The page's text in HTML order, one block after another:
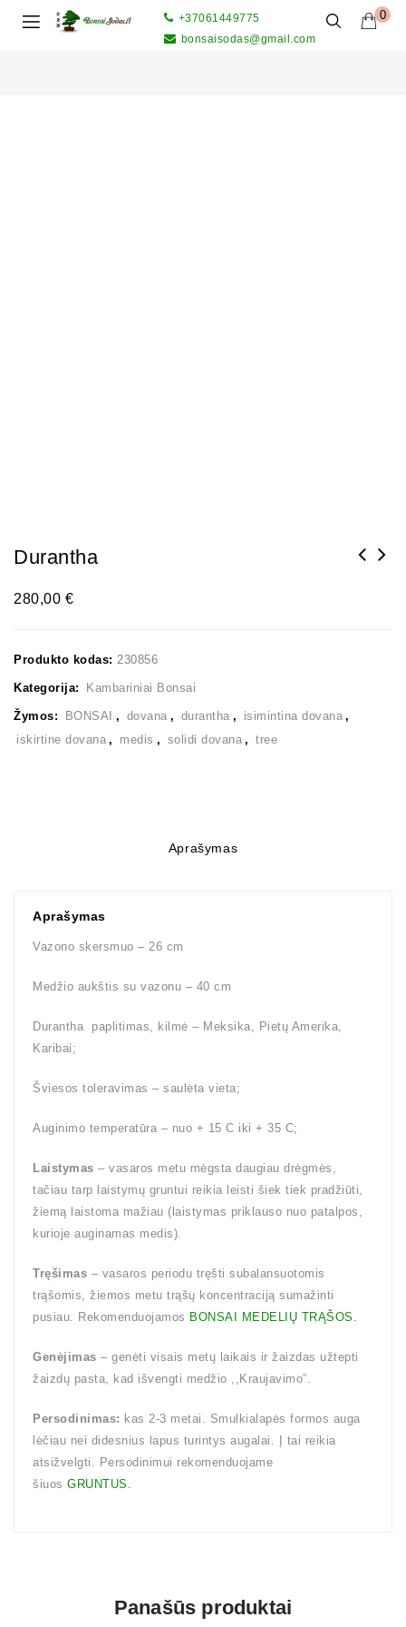
0
+37061449775
bonsaisodas@gmail.com
Durantha
280,00€
Produkto kodas: 230856
Kategorija: Kambariniai Bonsai
Žymos: BONSAI , dovana , durantha , isimintina dovana ,
iskirtine dovana , medis , solidi dovana , tree
Aprašymas
Aprašymas
Vazono skersmuo – 26 cm
Medžio aukštis su vazonu – 40 cm
Durantha paplitimas, kilmė – Meksika, Pietų Amerika,
Karibai;
Šviesos toleravimas – saulėta vieta;
Auginimo temperatūra – nuo + 15 C iki + 35 C;
Laistymas – vasaros metu mėgsta daugiau drėgmės,
tačiau tarp laistymų gruntui reikia leisti šiek tiek pradžiūti,
žiemą laistoma mažiau (laistymas priklauso nuo patalpos,
kurioje auginamas medis).
Tręšimas – vasaros periodu tręšti subalansuotomis
trąšomis, žiemos metu trąšų koncentraciją sumažinti
pusiau. Rekomenduojamos BONSAI MEDELIŲ TRĄŠOS.
Genėjimas – genėti visais metų laikais ir žaizdas užtepti
žaizdų pasta, kad išvengti medžio ,,Kraujavimo”.
Persodinimas: kas 2-3 metai. Smulkialapės formos auga
lėčiau nei didesnius lapus turintys augalai. Į tai reikia
atsižvelgti. Persodinimui rekomenduojame
šiuos GRUNTUS.
Panašūs produktai